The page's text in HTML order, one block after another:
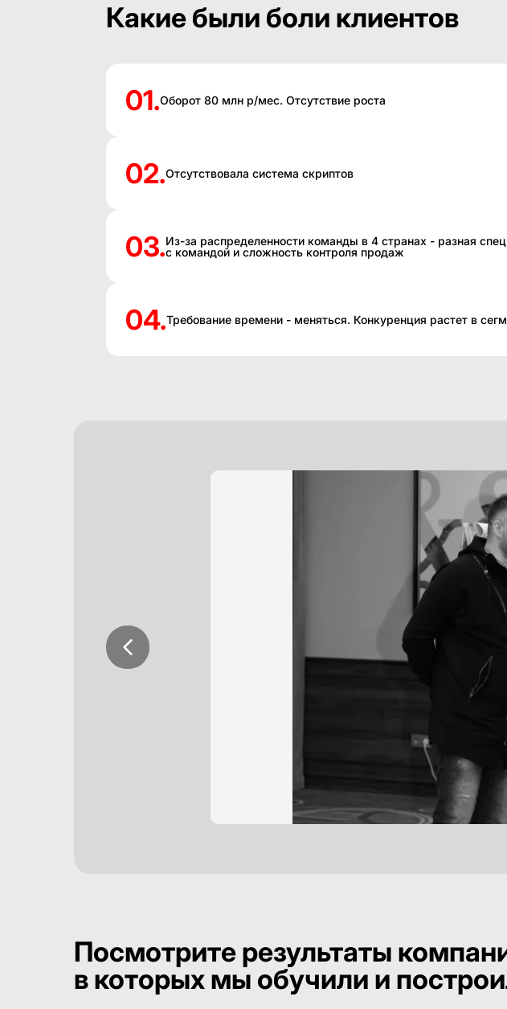
Какие были боли клиентов
01.Оборот 80 млн р/мес. Отсутствие роста
02.Отсутствовала система скриптов
03.Из-за распределенности команды в 4 странах - разная
с командой и сложность контроля продаж
04.Требование времени - меняться. Конкуренция растет в
Посмотрите результаты
в которых мы обучили и